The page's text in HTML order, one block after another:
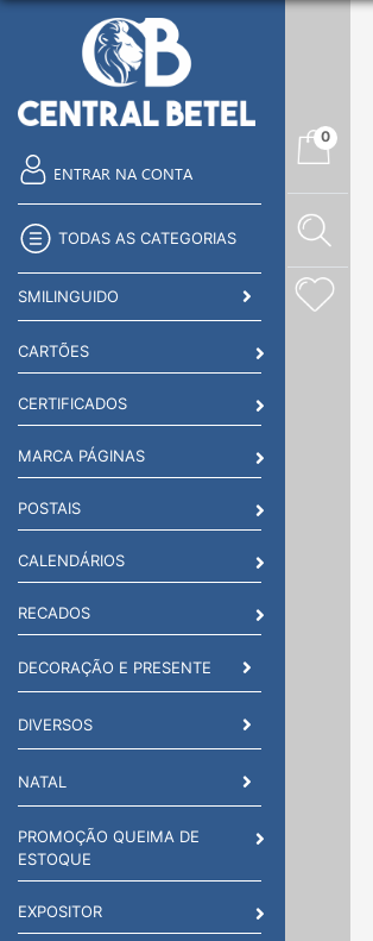
ENTRAR NA CONTA
TODAS AS CATEGORIAS
SMILINGUIDO
CARTÕES
CERTIFICADOS
MARCA PÁGINAS
POSTAIS
CALENDÁRIOS
RECADOS
DECORAÇÃO E PRESENTE
DIVERSOS
NATAL
PROMOÇÃO QUEIMA DE
ESTOQUE
EXPOSITOR
0